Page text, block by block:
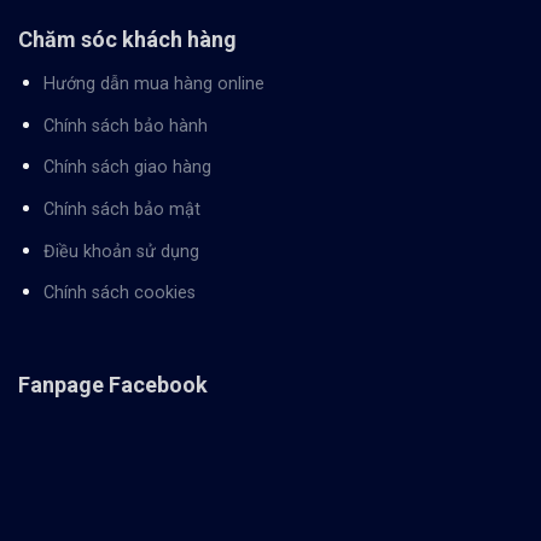
Chăm sóc khách hàng
Hướng dẫn mua hàng online
Chính sách bảo hành
Chính sách giao hàng
Chính sách bảo mật
Điều khoản sử dụng
Chính sách cookies
Fanpage Facebook